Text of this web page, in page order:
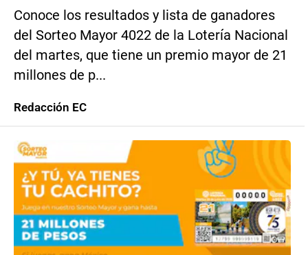
Conoce los resultados y lista de ganadores
del Sorteo Mayor 4022 de la Lotería Nacional
del martes, que tiene un premio mayor de 21
millones de p...
Redacción EC